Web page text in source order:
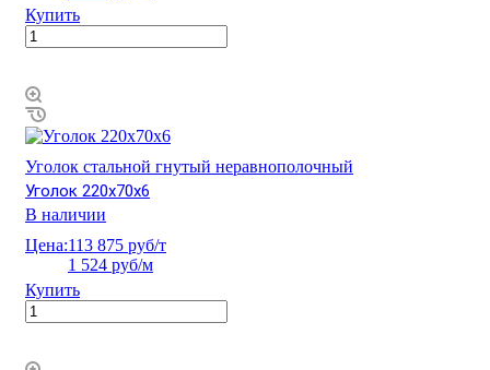
Купить
Уголок стальной гнутый неравнополочный
Уголок 220х70х6
В наличии
Цена:113 875 руб/т
1 524 руб/м
Купить